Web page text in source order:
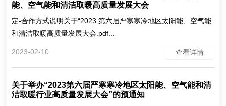
能、空气能和清洁取暖高质量发展大会
定-合作方式说明关于“2023 第六届严寒寒冷地区太阳能、空气能
和清洁取暖高质量发展大会.pdf...
2023-02-10 查看详情
关于举办“2023第六届严寒寒冷地区太阳能、空气能和清
洁取暖行业高质量发展大会”的预通知